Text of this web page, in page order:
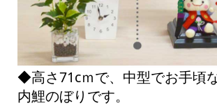
◆高さ71cｍで、中型でお手頃
内鯉のぼりです。